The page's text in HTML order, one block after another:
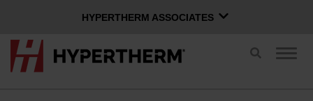
HYPERTHERM ASSOCIATES
HYPERTHERM ASSOCIATES
Attiva/